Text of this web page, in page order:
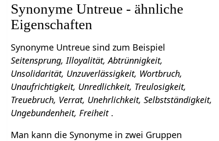
Synonyme Untreue - ähnliche
Eigenschaften
Synonyme Untreue sind zum Beispiel
Seitensprung, Illoyalität, Abtrünnigkeit,
Unsolidarität, Unzuverlässigkeit, Wortbruch,
Unaufrichtigkeit, Unredlichkeit, Treulosigkeit,
Treuebruch, Verrat, Unehrlichkeit, Selbstständigkeit,
Ungebundenheit, Freiheit .
Man kann die Synonyme in zwei Gruppen